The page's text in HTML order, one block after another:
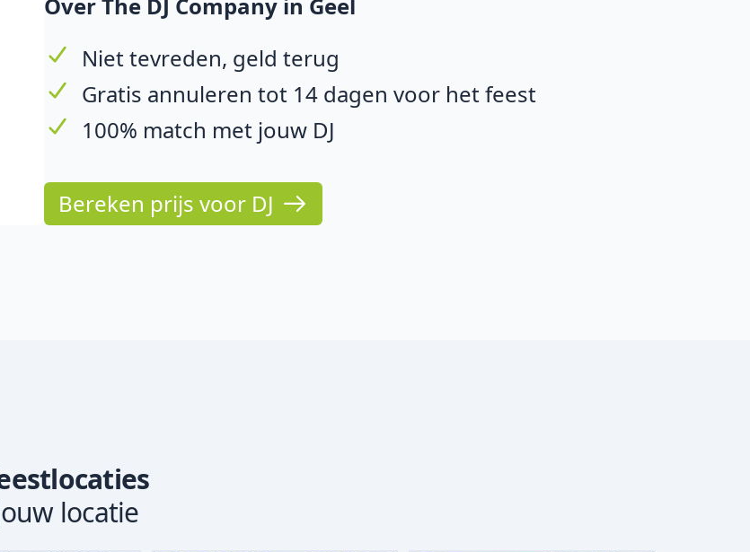
Niet tevreden, geld terug
Gratis annuleren tot 14 dagen voor het feest
100% match met jouw DJ
Bereken prijs voor DJ
locatie